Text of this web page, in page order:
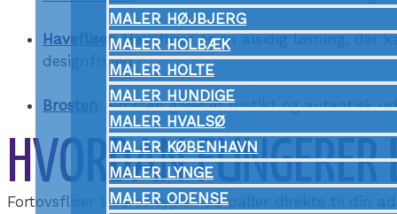
MALER HØJBJERG
MALER HOLBÆK
MALER HOLTE
MALER HUNDIGE
MALER HVALSØ
MALER KØBENHAVN
MALER LYNGE
MALER ODENSE
Havefliser: Havefliser er en alsidig løsning, der
designfrihed.
Brosten : Brosten giver et rustikt og autentisk
HVORDAN FUNGERER
Fortovsfliser leveres typisk på paller direkte til din